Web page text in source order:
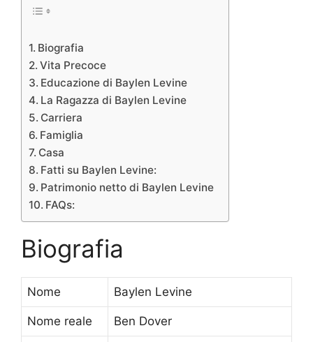
Biografia
Vita Precoce
Educazione di Baylen Levine
La Ragazza di Baylen Levine
Carriera
Famiglia
Casa
Fatti su Baylen Levine:
Patrimonio netto di Baylen Levine
FAQs:
Biografia
Nome Baylen Levine
Nome reale Ben Dover